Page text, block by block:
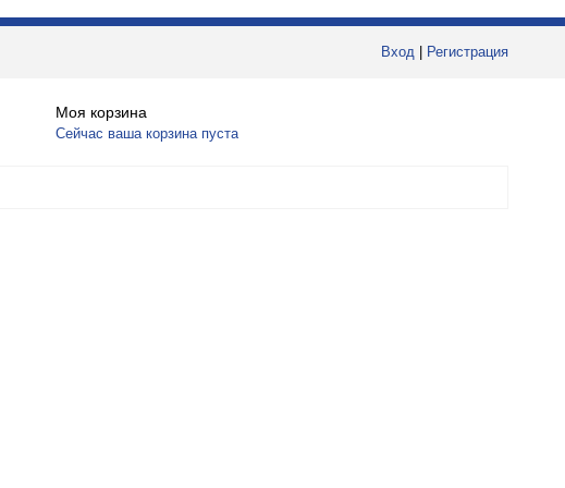
Вход Регистрация
Моя корзина
Сейчас ваша корзина пуста